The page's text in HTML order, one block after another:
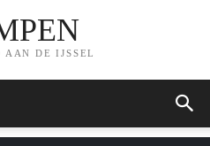
AAN DE IJSSEL